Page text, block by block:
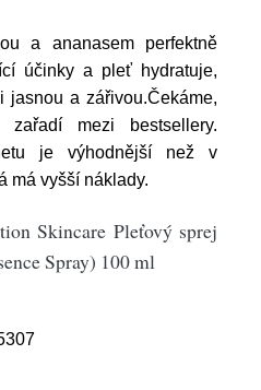
a ananasem perfektně
účinky a pleť hydratuje,
jasnou a zářivou.Čekáme,
mezi bestsellery.
je výhodnější než v
má vyšší náklady.
Skincare Pleťový sprej
Spray) 100 ml